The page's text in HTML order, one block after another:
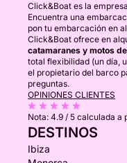
Click&Boat es la
Encuentra una
pon tu embarcación en
Click&Boat ofrece en
catamaranes y motos
total flexibilidad (un día,
el propietario del barco
preguntas.
OPINIONES CLIENTES
Nota: 4.9 / 5 calculada a
DESTINOS
Ibiza